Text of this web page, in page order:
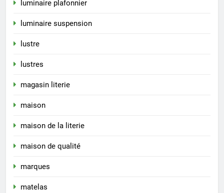
luminaire plafonnier
luminaire suspension
lustre
lustres
magasin literie
maison
maison de la literie
maison de qualité
marques
matelas